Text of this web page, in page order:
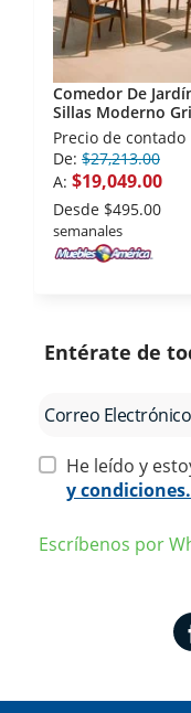
Comedor De
Sillas Moderno
Precio de contado
De: $27,213.00
A: $19,049.00
Desde $495.00
semanales
Entérate de
He leído y
y condiciones.
Escríbenos por